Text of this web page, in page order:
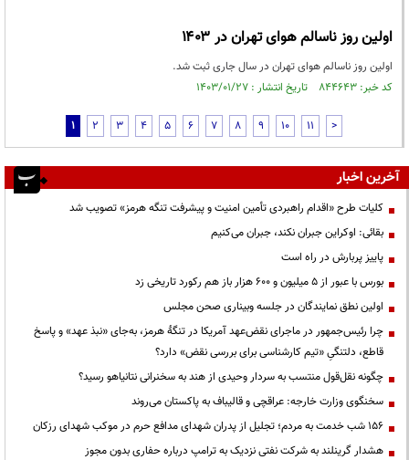
اولین روز ناسالم هوای تهران در ۱۴۰۳
اولین روز ناسالم هوای تهران در سال جاری ثبت شد.
کد خبر: ۸۴۴۶۴۳ تاریخ انتشار : ۱۴۰۳/۰۱/۲۷
1 2 3 4 5 6 7 8 9 10 11 >
آخرین اخبار
کلیات طرح «اقدام راهبردی تأمین امنیت و پیشرفت تنگه هرمز» تصویب شد
بقائی: اوکراین جبران نکند، جبران می‌کنیم
پاییز پربارش در راه است
بورس با عبور از ۵ میلیون و ۶۰۰ هزار باز هم رکورد تاریخی زد
اولین نطق نمایندگان در جلسه وبیناری صحن مجلس
چرا رئیس‌جمهور در ماجرای نقض‌عهد آمریکا در تنگهٔ هرمز، به‌جای «نبذ عهد» و پاسخ
قاطع، دلتنگیِ «تیم کارشناسی برای بررسی نقض» دارد؟
چگونه نقل‌قول منتسب به سردار وحیدی از هند به سخنرانی نتانیاهو رسید؟
سخنگوی وزارت خارجه: عراقچی و قالیباف به پاکستان می‌روند
۱۵۶ شب خدمت به مردم؛ تجلیل از پدران شهدای مدافع حرم در موکب شهدای رزکان
هشدار گرینلند به شرکت نفتی نزدیک به ترامپ درباره حفاری بدون مجوز